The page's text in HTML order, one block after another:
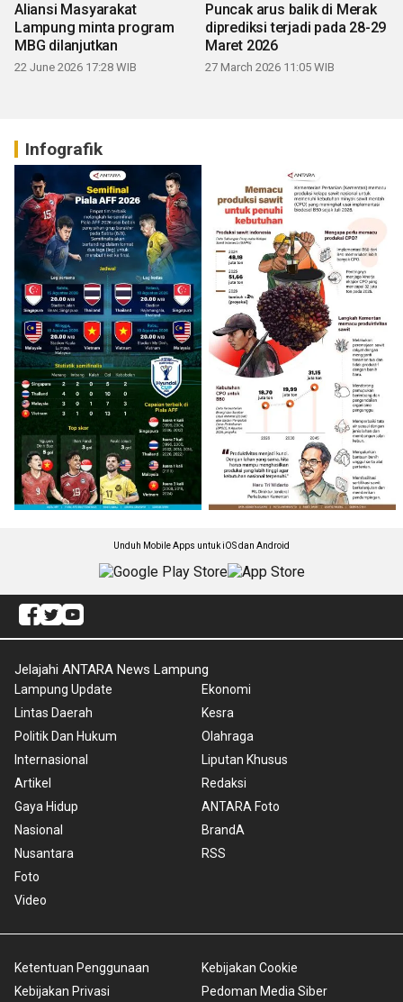
Aliansi Masyarakat
Lampung minta program
MBG dilanjutkan
22 June 2026 17:28 WIB
Puncak arus balik di Merak
diprediksi terjadi pada 28-29
Maret 2026
27 March 2026 11:05 WIB
Infografik
Unduh Mobile Apps untuk iOS dan Android
Jelajahi ANTARA News Lampung
Lampung Update
Lintas Daerah
Politik Dan Hukum
Internasional
Artikel
Gaya Hidup
Nasional
Nusantara
Foto
Video
Ekonomi
Kesra
Olahraga
Liputan Khusus
Redaksi
ANTARA Foto
BrandA
RSS
Ketentuan Penggunaan
Kebijakan Privasi
Kebijakan Cookie
Pedoman Media Siber